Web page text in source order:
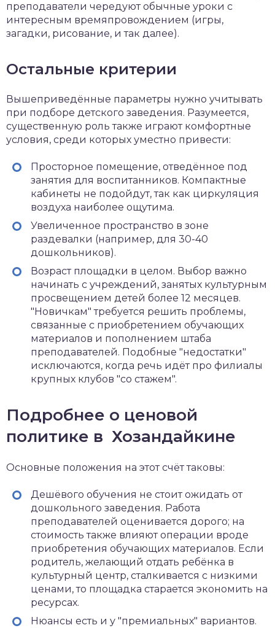
преподаватели чередуют обычные уроки с
интересным времяпровождением (игры,
загадки, рисование, и так далее).
Остальные критерии
Вышеприведённые параметры нужно учитывать
при подборе детского заведения. Разумеется,
существенную роль также играют комфортные
условия, среди которых уместно привести:
Просторное помещение, отведённое под
занятия для воспитанников. Компактные
кабинеты не подойдут, так как циркуляция
воздуха наиболее ощутима.
Увеличенное пространство в зоне
раздевалки (например, для 30-40
дошкольников).
Возраст площадки в целом. Выбор важно
начинать с учреждений, занятых культурным
просвещением детей более 12 месяцев.
"Новичкам" требуется решить проблемы,
связанные с приобретением обучающих
материалов и пополнением штаба
преподавателей. Подобные "недостатки"
исключаются, когда речь идёт про филиалы
крупных клубов "со стажем".
Подробнее о ценовой
политике в Хозандайкине
Основные положения на этот счёт таковы:
Дешёвого обучения не стоит ожидать от
дошкольного заведения. Работа
преподавателей оценивается дорого; на
стоимость также влияют операции вроде
приобретения обучающих материалов. Если
родитель, желающий отдать ребёнка в
культурный центр, сталкивается с низкими
ценами, то площадка старается экономить на
ресурсах.
Нюансы есть и у "премиальных" вариантов.